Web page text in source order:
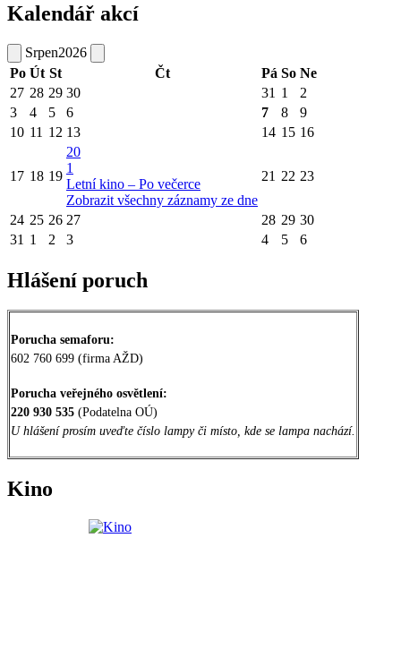
Kalendář akcí
Srpen2026
Po Út St Čt Pá So Ne
27 28 29 30 31 1
2
3
4 5 6 7 8
9
10 11 12 13 14 15 16
17 18 19
20
1
Letní kino – Po večerce
Zobrazit všechny záznamy ze dne
21 22 23
24 25 26 27 28 29 30
31 1 2 3 4 5 6
Hlášení poruch
Porucha semaforu:
602 760 699 (firma AŽD)
Porucha veřejného osvětlení:
220 930 535 (Podatelna OÚ)
U hlášení prosím uveďte číslo lampy či místo, kde se lampa nachází.
Kino